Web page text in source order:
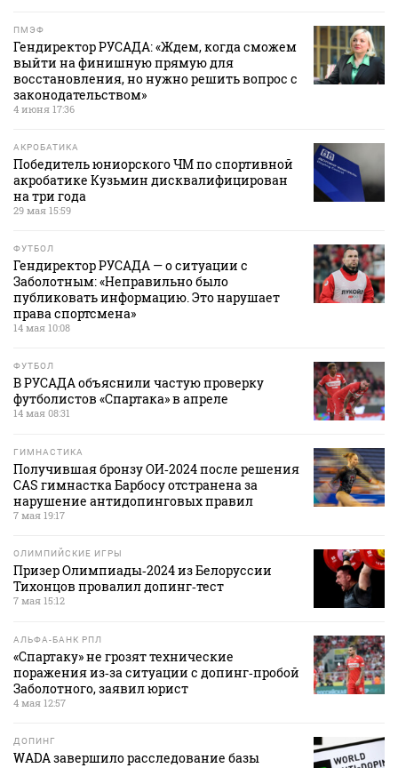
ПМЭФ
Гендиректор РУСАДА: «Ждем, когда сможем
выйти на финишную прямую для
восстановления, но нужно решить вопрос с
законодательством»
4 июня 17:36
АКРОБАТИКА
Победитель юниорского ЧМ по спортивной
акробатике Кузьмин дисквалифицирован
на три года
29 мая 15:59
ФУТБОЛ
Гендиректор РУСАДА — о ситуации с
Заболотным: «Неправильно было
публиковать информацию. Это нарушает
права спортсмена»
14 мая 10:08
ФУТБОЛ
В РУСАДА объяснили частую проверку
футболистов «Спартака» в апреле
14 мая 08:31
ГИМНАСТИКА
Получившая бронзу ОИ‑2024 после решения
CAS гимнастка Барбосу отстранена за
нарушение антидопинговых правил
7 мая 19:17
ОЛИМПИЙСКИЕ ИГРЫ
Призер Олимпиады‑2024 из Белоруссии
Тихонцов провалил допинг‑тест
7 мая 15:12
АЛЬФА-БАНК РПЛ
«Спартаку» не грозят технические
поражения из‑за ситуации с допинг‑пробой
Заболотного, заявил юрист
4 мая 12:57
ДОПИНГ
WADA завершило расследование базы